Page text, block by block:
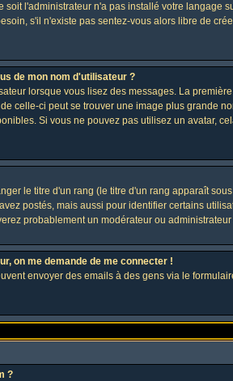
l'administrateur n'a pas installé votre langage
s'il n'existe pas sentez-vous alors libre de
de mon nom d'utilisateur ?
lorsque vous lisez des messages. La
celle-ci peut se trouver une image plus grande
Si vous ne pouvez pas utilisez un avatar,
le titre d'un rang (le titre d'un rang apparaît
postés, mais aussi pour identifier certains
probablement un modérateur ou
on me demande de me connecter !
envoyer des emails à des gens via le
?